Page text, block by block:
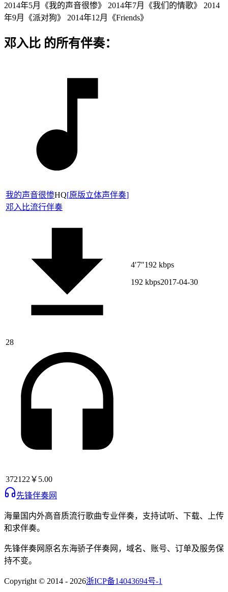
2014年5月《我的声音很惨》 2014年7月《我们的情歌》 2014
年9月《派对狗》 2014年12月《Friends》
邓入比 的所有伴奏：
我的声音很惨HQ[原版立体声伴奏]
邓入比流行伴奏
28
372122 ￥5.00
4′7″192 kbps
192 kbps2017-04-30
先锋伴奏网
海量国内外高音质流行歌曲专业伴奏，支持试听、下载、上传
和求伴奏。
先锋伴奏网 原名东海骄子伴奏网 ，域名、账号、订单及服务保
持不变。
Copyright © 2014 - 2026浙ICP备14043694号-1